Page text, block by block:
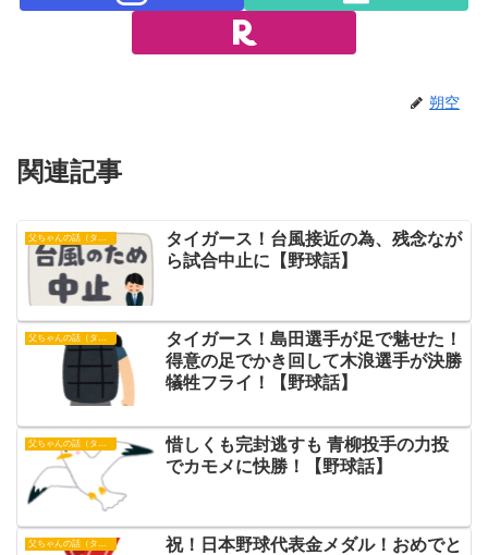
朔空
関連記事
タイガース！台風接近の為、残念なが
ら試合中止に【野球話】
タイガース！島田選手が足で魅せた！
得意の足でかき回して木浪選手が決勝
犠牲フライ！【野球話】
父ちゃんの話（タイガース）
惜しくも完封逃すも 青柳投手の力投
でカモメに快勝！【野球話】
父ちゃんの話（タイガース）
祝！日本野球代表金メダル！おめでと